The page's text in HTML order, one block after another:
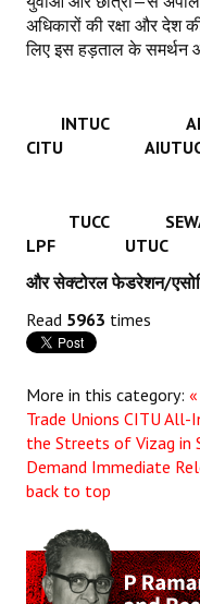
अधिकारों की रक्षा और देश
लिए इस हड़ताल के
INTUC
CITU
TUCC
LPF UTUC
और सेक्टोरल फेडरेशन/
Read 5963 times
More in this category:
Trade Unions CITU All-
the Streets of Vizag in
Demand Immediate
back to top